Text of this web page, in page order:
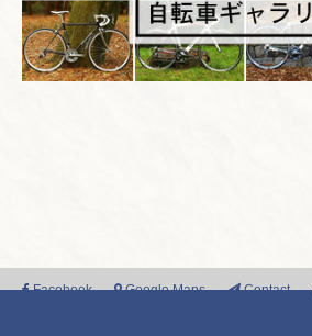
Facebook Google Maps Contact